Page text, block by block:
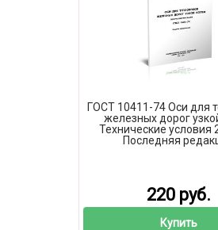
ГОСТ 10411-74 Оси для
железных дорог
Технические условия
Последняя
220 руб.
Купить